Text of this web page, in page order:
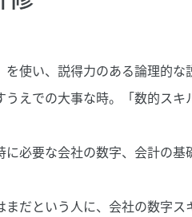
使い、説得力のある論理的な
えでの大事な時。「数的ス
必要な会社の数字、会計の基
だという人に、会社の数字ス